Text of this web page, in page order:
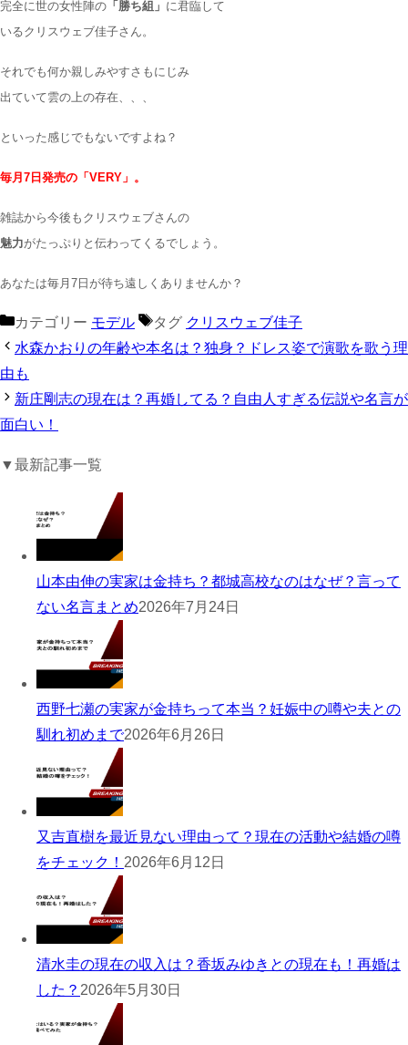
完全に世の女性陣の 「勝ち組」 に君臨して
いるクリスウェブ佳子さん。
それでも何か親しみやすさもにじみ
出ていて雲の上の存在、、、
といった感じでもないですよね？
毎月7日発売の「VERY」。
雑誌から今後もクリスウェブさんの
魅力がたっぷりと伝わってくるでしょう。
あなたは毎月7日が待ち遠しくありませんか？
カテゴリー モデル タグ クリスウェブ佳子
水森かおりの年齢や本名は？独身？ドレス姿で演歌を歌う理
由も
新庄剛志の現在は？再婚してる？自由人すぎる伝説や名言が
面白い！
▼最新記事一覧
山本由伸の実家は金持ち？都城高校なのはなぜ？言って
ない名言まとめ2026年7月24日
西野七瀬の実家が金持ちって本当？妊娠中の噂や夫との
馴れ初めまで2026年6月26日
又吉直樹を最近見ない理由って？現在の活動や結婚の噂
をチェック！ 2026年6月12日
清水圭の現在の収入は？香坂みゆきとの現在も！再婚は
した？ 2026年5月30日